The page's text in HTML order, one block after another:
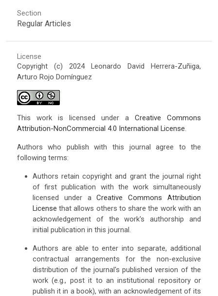
Section
Regular Articles
License
Copyright (c) 2024 Leonardo David Herrera-Zuñiga,
Arturo Rojo Domínguez
This work is licensed under aCreative Commons
Attribution-NonCommercial 4.0 International License.
Authors who publish with this journal agree to the
following terms:
Authors retain copyright and grant the journal right
of first publication with the work simultaneously
licensed under aCreative Commons Attribution
License that allows others to share the work with an
acknowledgement of the work's authorship and
initial publication in this journal.
Authors are able to enter into separate, additional
contractual arrangements for the non-exclusive
distribution of the journal's published version of the
work (e.g., post it to an institutional repository or
publish it in a book), with an acknowledgement of its